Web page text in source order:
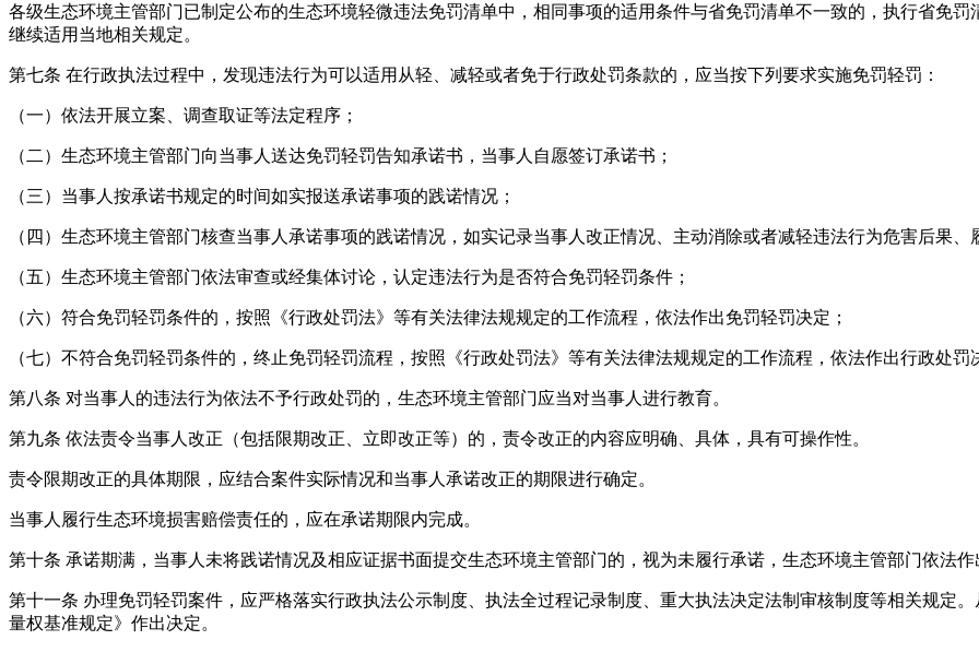
各级生态环境主管部门已制定公布的生态环境轻微违法免罚清单中，相同事项的适用条件与省免罚清单不一致的，执行省免
继续适用当地相关规定。
第七条 在行政执法过程中，发现违法行为可以适用从轻、减轻或者免于行政处罚条款的，应当按下列要求实施免罚轻罚：
（一）依法开展立案、调查取证等法定程序；
（二）生态环境主管部门向当事人送达免罚轻罚告知承诺书，当事人自愿签订承诺书；
（三）当事人按承诺书规定的时间如实报送承诺事项的践诺情况；
（四）生态环境主管部门核查当事人承诺事项的践诺情况，如实记录当事人改正情况、主动消除或者减轻违法行为危害后果
（五）生态环境主管部门依法审查或经集体讨论，认定违法行为是否符合免罚轻罚条件；
（六）符合免罚轻罚条件的，按照《行政处罚法》等有关法律法规规定的工作流程，依法作出免罚轻罚决定；
（七）不符合免罚轻罚条件的，终止免罚轻罚流程，按照《行政处罚法》等有关法律法规规定的工作流程，依法作出行政处罚
第八条 对当事人的违法行为依法不予行政处罚的，生态环境主管部门应当对当事人进行教育。
第九条 依法责令当事人改正（包括限期改正、立即改正等）的，责令改正的内容应明确、具体，具有可操作性。
责令限期改正的具体期限，应结合案件实际情况和当事人承诺改正的期限进行确定。
当事人履行生态环境损害赔偿责任的，应在承诺期限内完成。
第十条 承诺期满，当事人未将践诺情况及相应证据书面提交生态环境主管部门的，视为未履行承诺，生态环境主管部门依法
第十一条 办理免罚轻罚案件，应严格落实行政执法公示制度、执法全过程记录制度、重大执法决定法制审核制度等相关规定
量权基准规定》作出决定。